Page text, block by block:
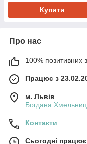
Купити
Про нас
100% позитивних з
Працює з
м. Львів
Богдана
Контакти
Сьогодні